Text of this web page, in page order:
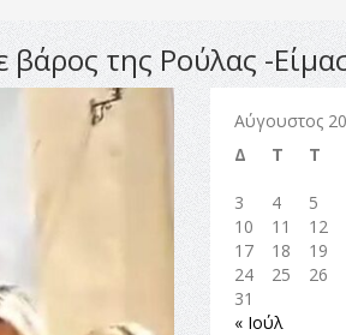
βάρος της Ρούλας -
Αύγουστος
Δ
Τ Τ
3
4 5
10
11 12
17
18 19
24
25 26
31
« Ιούλ